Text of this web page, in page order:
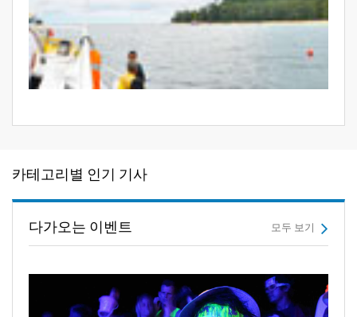
카테고리별 인기 기사
다가오는 이벤트 모두 보기